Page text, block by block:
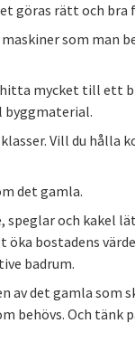
göras rätt och bra
som man
hitta mycket till ett
byggmaterial.
Vill du hålla
det gamla.
speglar och kakel
bostadens
badrum.
det gamla som
behövs. Och tänk